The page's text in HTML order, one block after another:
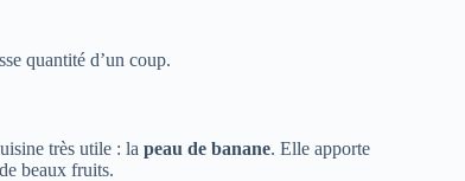
quantité d’un coup.
très utile : la peau de banane. Elle apporte
beaux fruits.